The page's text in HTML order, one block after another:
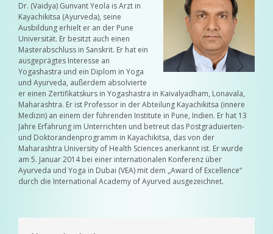
Dr. (Vaidya) Gunvant Yeola is Arzt in
Kayachikitsa (Ayurveda), seine
Ausbildung erhielt er an der Pune
Universität. Er besitzt auch einen
Masterabschluss in Sanskrit. Er hat ein
ausgeprägtes Interesse an
Yogashastra und ein Diplom in Yoga
und Ayurveda, außerdem absolvierte
er einen Zertifikatskurs in Yogashastra in Kaivalyadham, Lonavala,
Maharashtra. Er ist Professor in der Abteilung Kayachikitsa (innere
Medizin) an einem der führenden Institute in Pune, Indien. Er hat 13
Jahre Erfahrung im Unterrichten und betreut das Postgraduierten-
und Doktorandenprogramm in Kayachikitsa, das von der
Maharashtra University of Health Sciences anerkannt ist. Er wurde
am 5. Januar 2014 bei einer internationalen Konferenz über
Ayurveda und Yoga in Dubai (VEA) mit dem „Award of Excellence“
durch die International Academy of Ayurved ausgezeichnet.